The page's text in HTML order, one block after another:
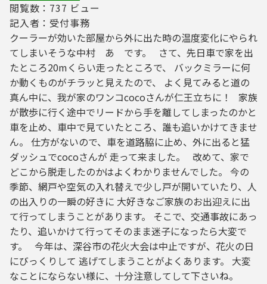
閲覧数：737 ビュー
記入者：受付事務
クーラーが効いた部屋から外に出た時の温度変化にやられ
てしまいそうな中村 あ です。 さて、先日車で家を出
たところ20mくらい走ったところで、 バックミラーに何
か動くものがチラッと見えたので、 よく見てみると道の
真ん中に、我が家のワンコcocoさんが仁王立ちに！ 家族
が散歩に行く途中でリードから手を離してしまったのかと
車を止め、車中で見ていたところ、誰も追いかけてきませ
ん。 仕方がないので、車を道路脇に止め、外に出ると猛
ダッシュでcocoさんが 走って来ました。 改めて、家で
どこから脱走したのかはよくわかりませんでした。 今の
季節、網戸や空気の入れ替えで少し戸が開いていたり、人
の出入りの一瞬の好きに 大好きなご家族のお出迎えに出
て行ってしまうことがあります。 そこで、交通事故にあっ
たり、追いかけて行ってそのまま迷子になったら大変で
す。 今年は、深谷市の花火大会は中止ですが、花火の日
にびっくりして 逃げてしまうことがよくあります。 大変
なことにならない様に、十分注意してして下さいね。